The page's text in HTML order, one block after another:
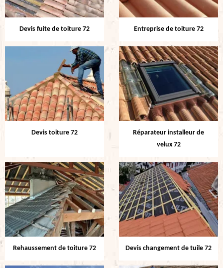
Devis fuite de toiture 72 Entreprise de toiture 72
Devis toiture 72
Réparateur installeur de
velux 72
Rehaussement de toiture 72 Devis changement de tuile 72